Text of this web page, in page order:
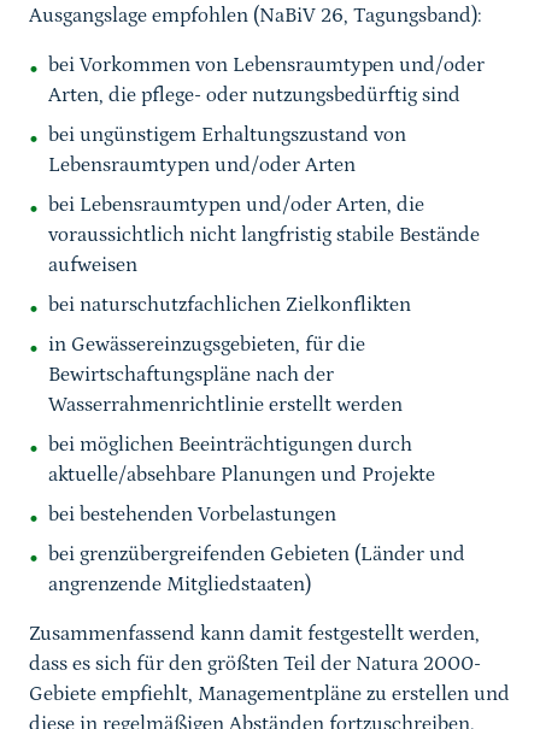
Ausgangslage empfohlen (NaBiV 26, Tagungsband):
bei Vorkommen von Lebensraumtypen und/oder
Arten, die pflege- oder nutzungsbedürftig sind
bei ungünstigem Erhaltungszustand von
Lebensraumtypen und/oder Arten
bei Lebensraumtypen und/oder Arten, die
voraussichtlich nicht langfristig stabile Bestände
aufweisen
bei naturschutzfachlichen Zielkonflikten
in Gewässereinzugsgebieten, für die
Bewirtschaftungspläne nach der
Wasserrahmenrichtlinie erstellt werden
bei möglichen Beeinträchtigungen durch
aktuelle/absehbare Planungen und Projekte
bei bestehenden Vorbelastungen
bei grenzübergreifenden Gebieten (Länder und
angrenzende Mitgliedstaaten)
Zusammenfassend kann damit festgestellt werden,
dass es sich für den größten Teil der Natura 2000-
Gebiete empfiehlt, Managementpläne zu erstellen und